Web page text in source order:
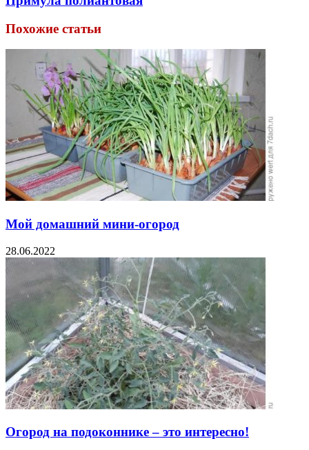
Похожие статьи
Мой домашний мини-огород
28.06.2022
Огород на подоконнике – это интересно!